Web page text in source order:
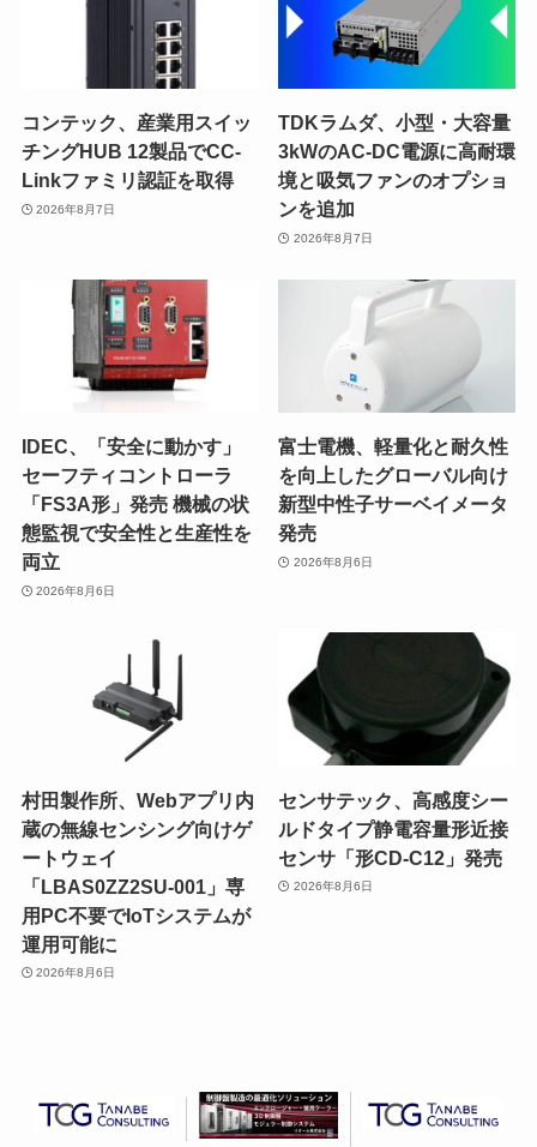
コンテック、産業用スイッ
チングHUB 12製品でCC-
Linkファミリ認証を取得
2026年8月7日
TDKラムダ、小型・大容量
3kWのAC-DC電源に高耐環
境と吸気ファンのオプショ
ンを追加
2026年8月7日
IDEC、「安全に動かす」
セーフティコントローラ
「FS3A形」発売 機械の状
態監視で安全性と生産性を
両立
2026年8月6日
富士電機、軽量化と耐久性
を向上したグローバル向け
新型中性子サーベイメータ
発売
2026年8月6日
村田製作所、Webアプリ内
蔵の無線センシング向けゲ
ートウェイ
「LBAS0ZZ2SU-001」専
用PC不要でIoTシステムが
運用可能に
2026年8月6日
センサテック、高感度シー
ルドタイプ静電容量形近接
センサ「形CD-C12」発売
2026年8月6日